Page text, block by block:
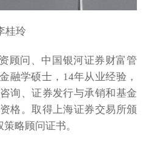
桂玲
顾问、中国银河证券财富管
融学硕士，14年从业经验，
询、证券发行与承销和基金
格。取得上海证券交易所颁
略顾问证书。